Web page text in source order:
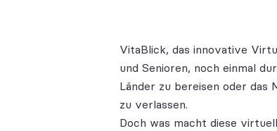
VitaBlick, das innovative
und Senioren, noch einmal
Länder zu bereisen oder das
zu verlassen.
Doch was macht diese